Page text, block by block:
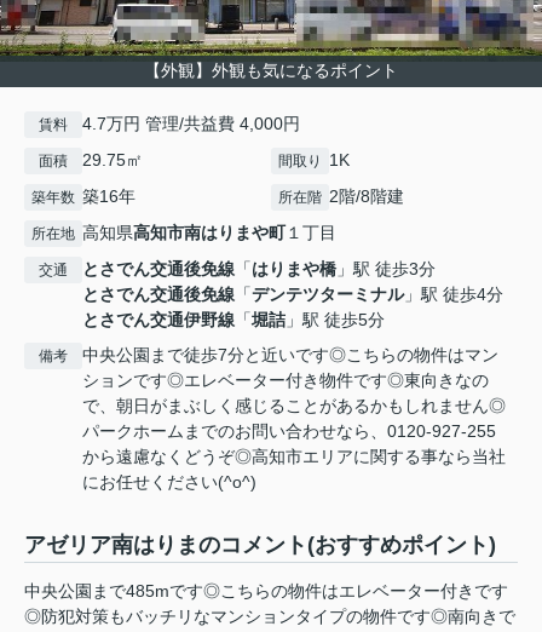
【外観】外観も気になるポイント
賃料 4.7万円 管理/共益費 4,000円
面積 29.75㎡ 間取り 1K
築年数 築16年 所在階 2階/8階建
所在地 高知県高知市南はりまや町１丁目
交通 とさでん交通後免線 「はりまや橋 」駅 徒歩3分
とさでん交通後免線 「デンテツターミナル」駅 徒歩4分
とさでん交通伊野線 「堀詰 」駅 徒歩5分
備考
中央公園まで徒歩7分と近いです◎こちらの物件はマン
ションです◎エレベーター付き物件です◎東向きなの
で、朝日がまぶしく感じることがあるかもしれません◎
パークホームまでのお問い合わせなら、0120-927-255
から遠慮なくどうぞ◎高知市エリアに関する事なら当社
にお任せください(^o^)
アゼリア南はりまのコメント(おすすめポイント)
中央公園まで485mです◎こちらの物件はエレベーター付きです
◎防犯対策もバッチリなマンションタイプの物件です◎南向きで